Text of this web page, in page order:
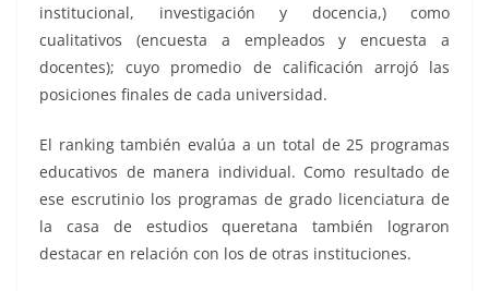
institucional, investigación y docencia,) como
cualitativos (encuesta a empleados y encuesta a
docentes); cuyo promedio de calificación arrojó las
posiciones finales de cada universidad.
El ranking también evalúa a un total de 25 programas
educativos de manera individual. Como resultado de
ese escrutinio los programas de grado licenciatura de
la casa de estudios queretana también lograron
destacar en relación con los de otras instituciones.